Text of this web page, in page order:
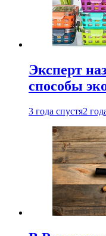
Эксперт
способы
3 года спустя2